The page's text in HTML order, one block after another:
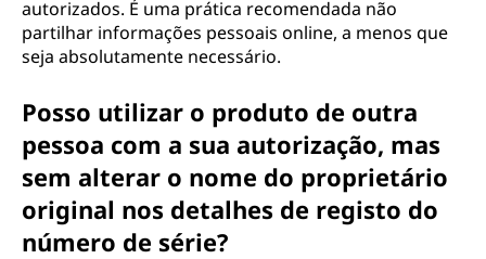
autorizados. É uma prática recomendada não
partilhar informações pessoais online, a menos que
seja absolutamente necessário.
Posso utilizar o produto de outra
pessoa com a sua autorização, mas
sem alterar o nome do proprietário
original nos detalhes de registo do
número de série?